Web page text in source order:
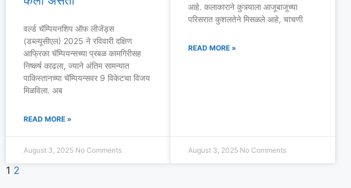
वर्ल्ड चॅम्पियनशिप ऑफ लीजेंड्स
(डब्ल्यूसीएल) 2025 ने रविवारी दक्षिण
आफ्रिका चॅम्पियन्सच्या प्रबळ कामगिरीसह
निष्कर्ष काढला, ज्याने अंतिम सामन्यात
पाकिस्तानच्या चॅम्पियन्सवर 9 विकेटचा विजय
मिळविला. अब
READ MORE »
August 3, 2025 No Comments
आहे. कलाकाराने कुत्र्याला आजूबाजूच्या
परिसरात कुशलतेने मिसळले आहे, चाचणी
READ MORE »
August 3, 2025 No Comments
1 2